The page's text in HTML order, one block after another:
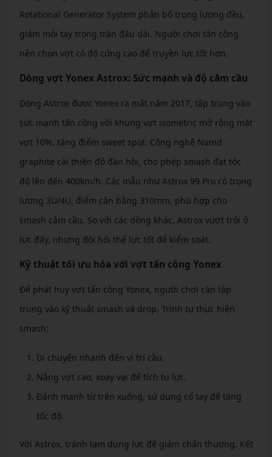
Rotational Generator System phân bố trọng lượng đều,
giảm mỏi tay trong trận đấu dài. Người chơi tấn công
nên chọn vợt có độ cứng cao để truyền lực tốt hơn.
Dòng vợt Yonex Astrox: Sức mạnh và độ cắm cầu
Dòng Astrox được Yonex ra mắt năm 2017, tập trung vào
sức mạnh tấn công với khung vợt isometric mở rộng mặt
vợt 10%, tăng điểm sweet spot. Công nghệ Namd
graphite cải thiện độ đàn hồi, cho phép smash đạt tốc
độ lên đến 400km/h. Các mẫu như Astrox 99 Pro có trọng
lượng 3U/4U, điểm cân bằng 310mm, phù hợp cho
smash cắm cầu. So với các dòng khác, Astrox vượt trội ở
lực đẩy, nhưng đòi hỏi thể lực tốt để kiểm soát.
Kỹ thuật tối ưu hóa với vợt tấn công Yonex
Để phát huy vợt tấn công Yonex, người chơi cần tập
trung vào kỹ thuật smash và drop. Trình tự thực hiện
smash:
Di chuyển nhanh đến vị trí cầu.
Nâng vợt cao, xoay vai để tích tụ lực.
Đánh mạnh từ trên xuống, sử dụng cổ tay để tăng
tốc độ.
Với Astrox, tránh lạm dụng lực để giảm chấn thương. Kết